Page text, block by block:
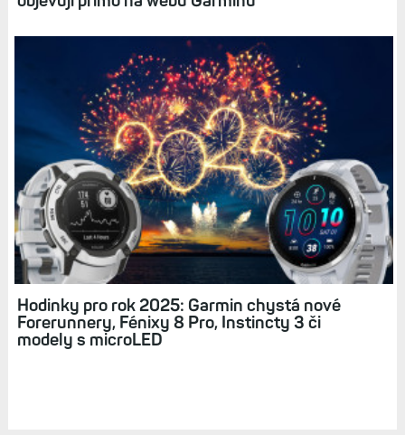
Jak budou vypadat outdoorové hodinky
Instinct 3? Uniklé fotografie leccos napovídají